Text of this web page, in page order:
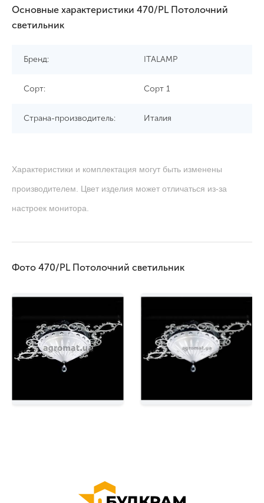
Основные характеристики 470/PL Потолочний
светильник
Бренд: ITALAMP
Сорт: Сорт 1
Страна-производитель: Италия
Характеристики и комплектация могут быть изменены
производителем. Цвет изделия может отличаться из-за
настроек монитора.
Фото 470/PL Потолочний светильник